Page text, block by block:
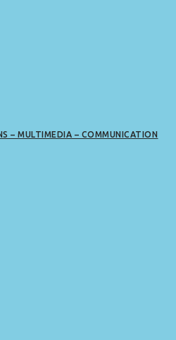
– MULTIMEDIA – COMMUNICATION